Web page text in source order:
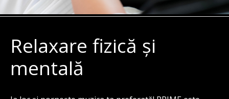
Relaxare fizică și
mentală